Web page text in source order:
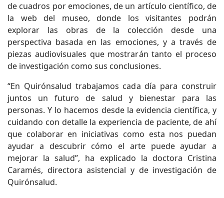
de cuadros por emociones, de un artículo científico, de
la web del museo, donde los visitantes podrán
explorar las obras de la colección desde una
perspectiva basada en las emociones, y a través de
piezas audiovisuales que mostrarán tanto el proceso
de investigación como sus conclusiones.
“En Quirónsalud trabajamos cada día para construir
juntos un futuro de salud y bienestar para las
personas. Y lo hacemos desde la evidencia científica, y
cuidando con detalle la experiencia de paciente, de ahí
que colaborar en iniciativas como esta nos puedan
ayudar a descubrir cómo el arte puede ayudar a
mejorar la salud”, ha explicado la doctora Cristina
Caramés, directora asistencial y de investigación de
Quirónsalud.